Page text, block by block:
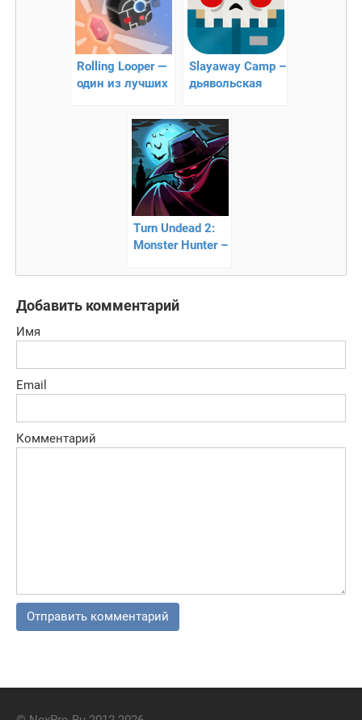
Rolling Looper —
один из лучших
Slayaway Camp –
дьявольская
Turn Undead 2:
Monster Hunter –
времени и
сражайся с
монстрами
Добавить комментарий
Имя
Email
Комментарий